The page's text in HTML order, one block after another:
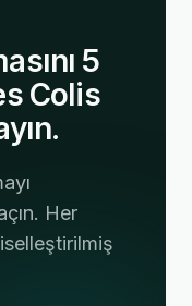
5
Colis
Her